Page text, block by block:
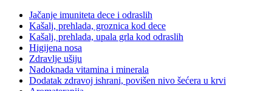
Jačanje imuniteta dece i odraslih
Kašalj, prehlada, groznica kod dece
Kašalj, prehlada, upala grla kod odraslih
Higijena nosa
Zdravlje ušiju
Nadoknada vitamina i minerala
Dodatak zdravoj ishrani, povišen nivo šećera u krvi